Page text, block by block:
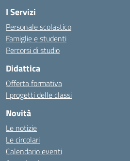
I Servizi
Personale scolastico
Famiglie e studenti
Percorsi di studio
Didattica
Offerta formativa
I progetti delle classi
Novità
Le notizie
Le circolari
Calendario eventi